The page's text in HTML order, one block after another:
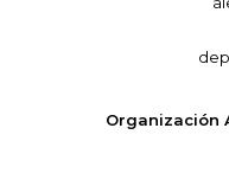
Organización